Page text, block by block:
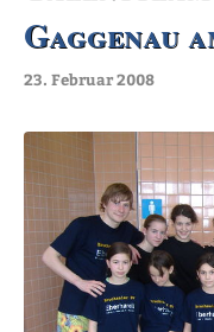
Gaggenau
23. Februar 2008